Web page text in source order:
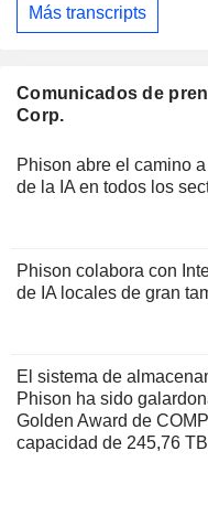
Más transcripts
Comunicados de
Corp.
Phison abre el camino
de la IA en todos los
Phison colabora con
de IA locales de gran
El sistema de
Phison ha sido
Golden Award de
capacidad de 245,76 TB